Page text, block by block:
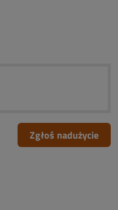
Zgłoś nadużycie